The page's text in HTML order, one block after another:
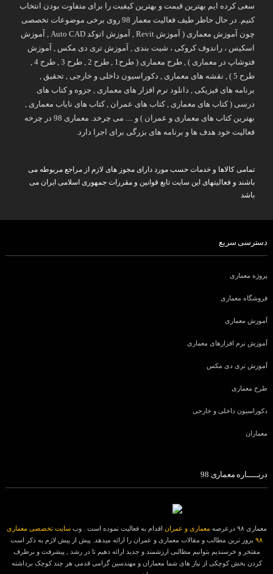
سعی کرده ایم بهترین قیمت و بهترین کیفیت را برای متفاوت بودن انتخاب
کنیم. در حال حاظر طیف فعالیت معمار 98 روی برخی موضوعات تخصصی
چون آموزش معماری ( آموزش Revit , آموزش اتوکد Auto CAD , آموزش
اسکیس ، راندوف کروکی ، شیت بندی , آموزش تری دی مکس , آموزش
طرح 5 ) , نقشه های معماری , دکوراسیون داخلی و خارجی , تحقیق ,
برنامه های فیزیکی , دانلود نرم افزار های معماری , جزوه و کتاب های
درسی ( کتاب های معماری , کتاب های عمران , کتاب های نایاب معماری ,
بهترین کتاب های معماری و عمران ) و .... می چرخد. معماری 98 در چرخه
فعالیت خود هدف ها و برنامه های بزرگی برای اجرا دارد.
تمامی کالاها و خدمات حسب مورد دارای مجوز های لازم از مراجع مربوطه می
باشند و فعالیتهای این سایت تابع قوانین و مقررات جمهوری اسلامی ایران می
باشد
دسترسی سریع
پروژه معماری
فروشگاه معماری
آموزش معماری
آموزش نرم افزارهای معماری
آموزش تری دی مکس
طرح معماری
دکوراسیون داخلی و خارجی
معماران
دربـــــاره معماری 98
معماری ۹۸ درعرصه معماری و عمران اقدام به فعالیت نموده است . وبسایت تخصصی معماری
۹۸ بروز ترین مطالب و مقالات معماری و عمران را ارائه میدهد. پیش از پیش لازم به ذکر است
مفتخر و خرسندیم بتوانیم مطالبی ارزشمند و جدید ارائه دهیم تا در رشد , پیشرفت و برطرف
کردن بخش کوچکی از نیاز های شما معماران و مهندسین گرامی قدمی هر چند کوچک برداشته